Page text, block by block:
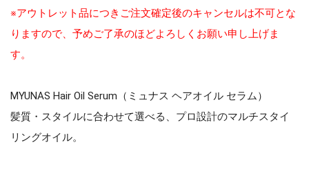
※アウトレット品につきご注文確定後のキャンセルは不可とな
りますので、予めご了承のほどよろしくお願い申し上げま
す。
MYUNAS Hair Oil Serum（ミュナス ヘアオイル セラム）
髪質・スタイルに合わせて選べる、プロ設計のマルチスタイ
リングオイル。